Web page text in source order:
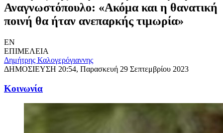
Αναγνωστόπουλο: «Ακόμα και η θανατική
ποινή θα ήταν ανεπαρκής τιμωρία»
EN
ΕΠΙΜΕΛΕΙΑ
Δημήτρης Καλογερόγιαννης
ΔΗΜΟΣΙΕΥΣΗ 20:54, Παρασκευή 29 Σεπτεμβρίου 2023
Κοινωνία